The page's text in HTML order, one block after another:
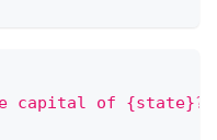
capital of {state}?"